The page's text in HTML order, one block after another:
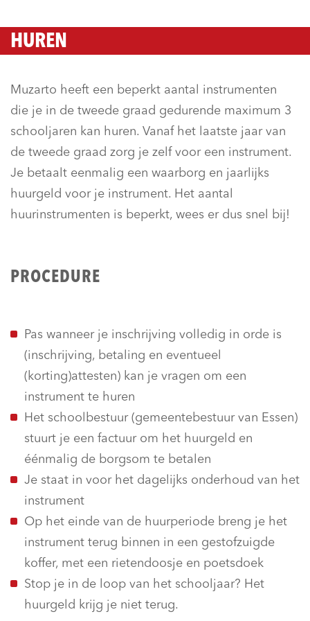
HUREN
Muzarto heeft een beperkt aantal instrumenten
die je in de tweede graad gedurende maximum 3
schooljaren kan huren. Vanaf het laatste jaar van
de tweede graad zorg je zelf voor een instrument.
Je betaalt eenmalig een waarborg en jaarlijks
huurgeld voor je instrument. Het aantal
huurinstrumenten is beperkt, wees er dus snel bij!
PROCEDURE
Pas wanneer je inschrijving volledig in orde is
(inschrijving, betaling en eventueel
(korting)attesten) kan je vragen om een
instrument te huren
Het schoolbestuur (gemeentebestuur van Essen)
stuurt je een factuur om het huurgeld en
éénmalig de borgsom te betalen
Je staat in voor het dagelijks onderhoud van het
instrument
Op het einde van de huurperiode breng je het
instrument terug binnen in een gestofzuigde
koffer, met een rietendoosje en poetsdoek
Stop je in de loop van het schooljaar? Het
huurgeld krijg je niet terug.